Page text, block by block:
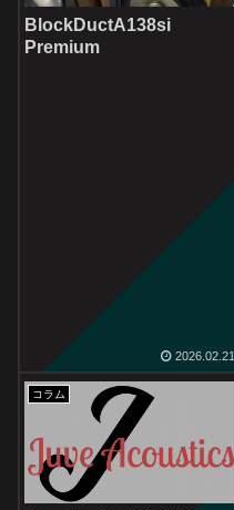
BlockDuctA138si
Premium
2026.02.21
コラム